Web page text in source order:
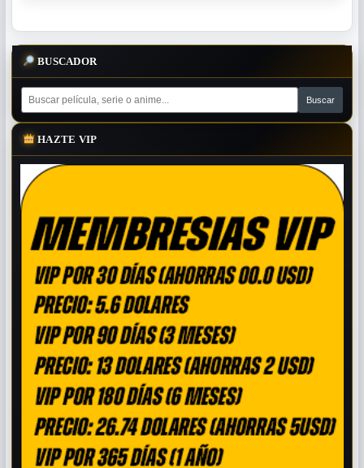
BUSCADOR
HAZTE VIP